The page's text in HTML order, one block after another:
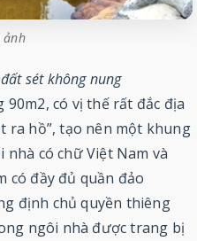
ảnh
sét không nung
có vị thế rất đắc địa
ra hồ”, tạo nên một khung
có chữ Việt Nam và
có đầy đủ quần đảo
định chủ quyền thiêng
ngôi nhà được trang bị